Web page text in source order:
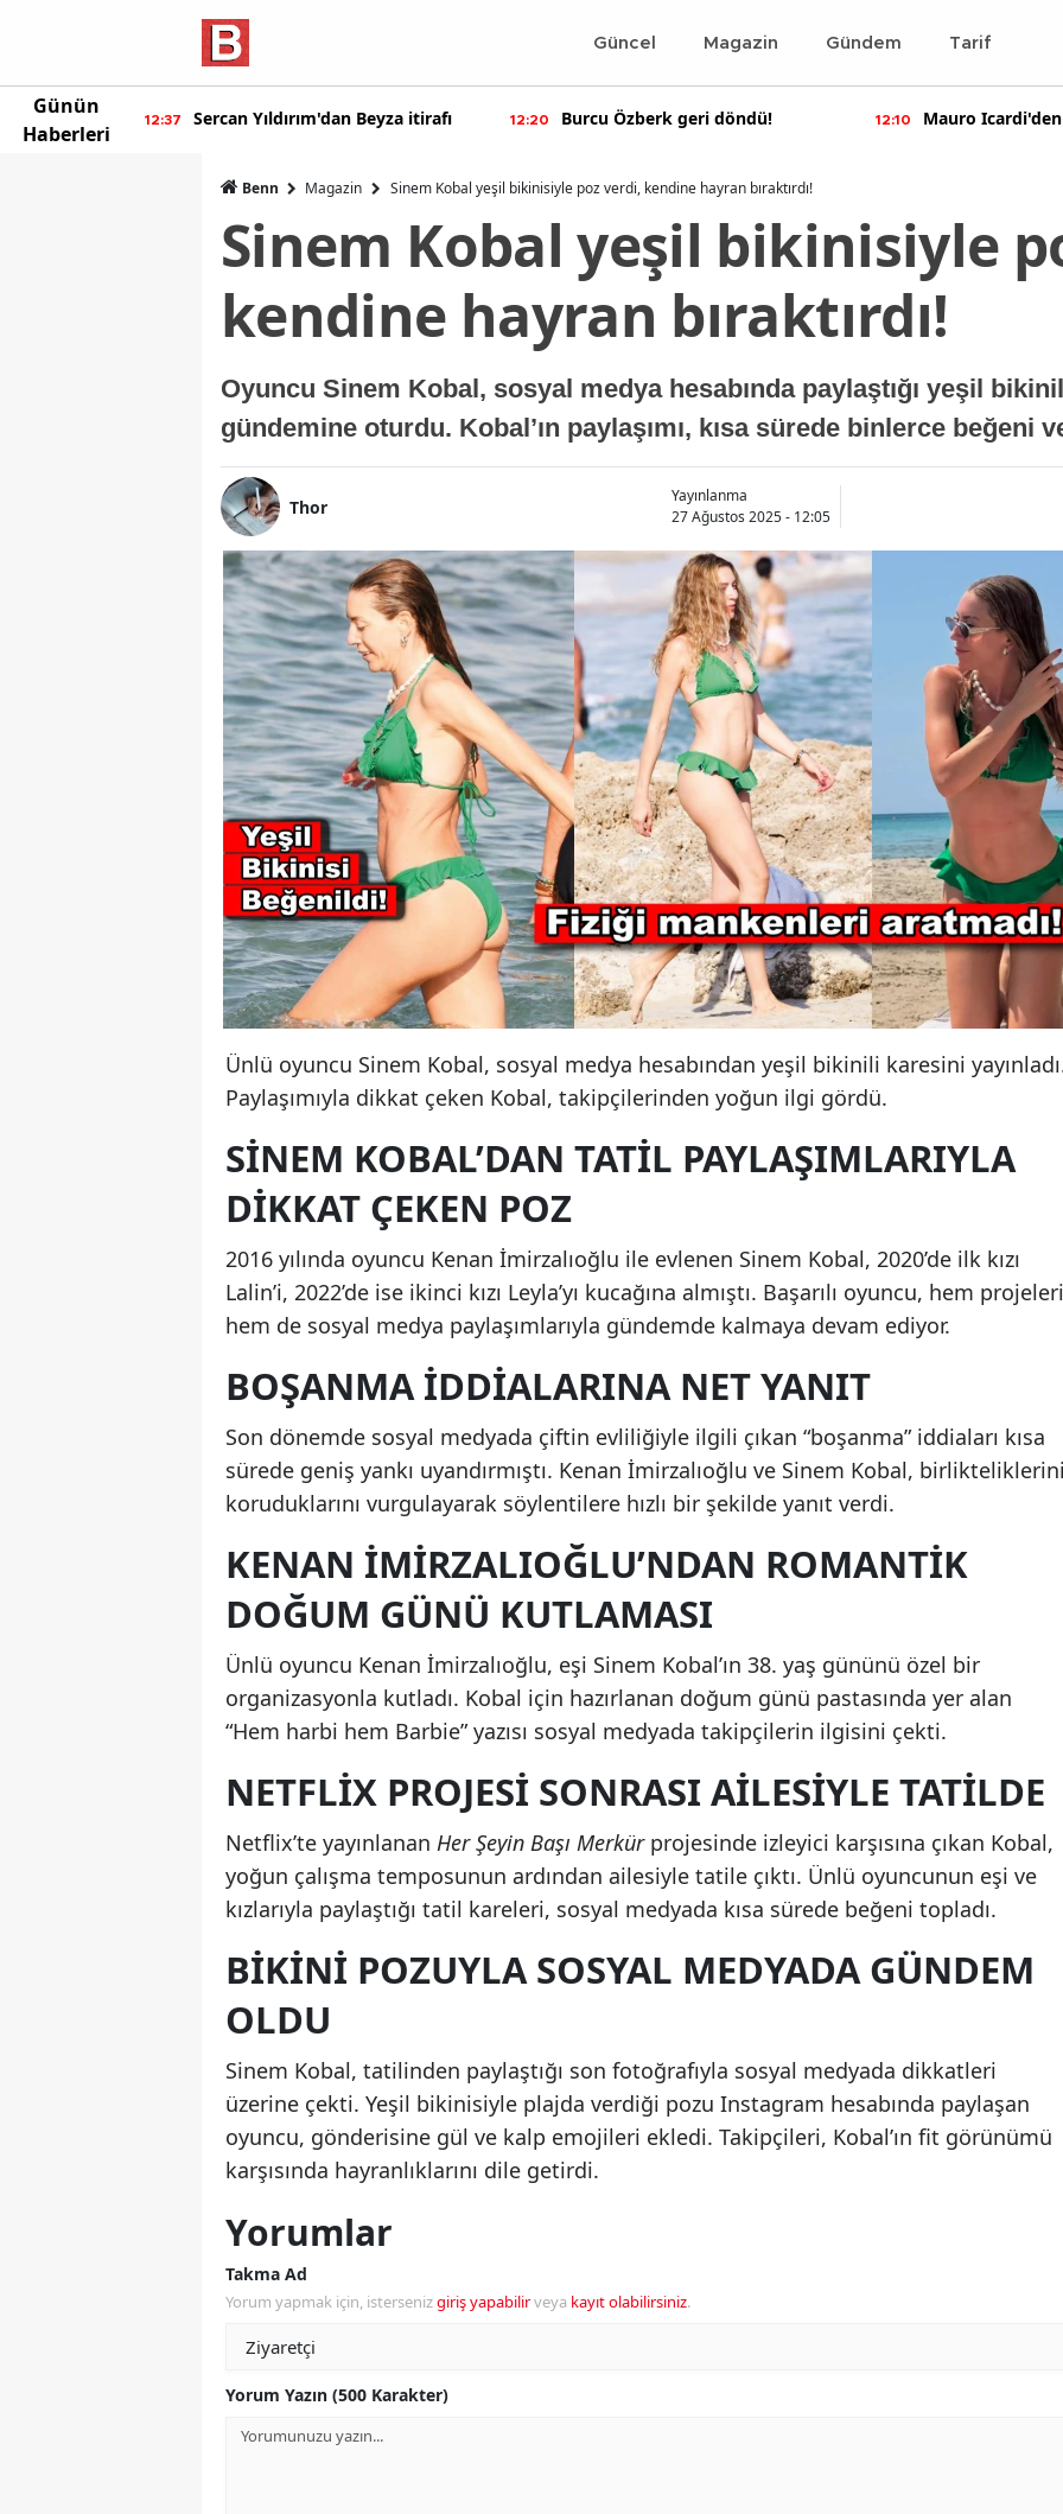
Güncel Magazin Gündem Tarif
Günün
Haberleri
yeni 12:37 Sercan Yıldırım'dan Beyza itirafı 12:20 Burcu Özberk geri döndü! 12:10
Mauro
Benn Magazin Sinem Kobal yeşil bikinisiyle poz verdi, kendine hayran bıraktırdı!
Sinem Kobal yeşil bikinisiyle
kendine hayran bıraktırdı!
Oyuncu Sinem Kobal, sosyal medya hesabında paylaştığı yeşil
gündemine oturdu. Kobal’ın paylaşımı, kısa sürede binlerce beğeni
Thor
Yayınlanma
27 Ağustos 2025 - 12:05
Ünlü oyuncu Sinem Kobal, sosyal medya hesabından yeşil bikinili karesini
Paylaşımıyla dikkat çeken Kobal, takipçilerinden yoğun ilgi gördü.
SINEM KOBAL’DAN TATIL PAYLAŞIMLARIYLA
DIKKAT ÇEKEN POZ
2016 yılında oyuncu Kenan İmirzalıoğlu ile evlenen Sinem Kobal, 2020’de ilk kızı
Lalin’i, 2022’de ise ikinci kızı Leyla’yı kucağına almıştı. Başarılı oyuncu, hem projeleri
hem de sosyal medya paylaşımlarıyla gündemde kalmaya devam ediyor.
BOŞANMA İDDIALARINA NET YANIT
Son dönemde sosyal medyada çiftin evliliğiyle ilgili çıkan “boşanma” iddiaları kısa
sürede geniş yankı uyandırmıştı. Kenan İmirzalıoğlu ve Sinem Kobal,
koruduklarını vurgulayarak söylentilere hızlı bir şekilde yanıt verdi.
KENAN İMIRZALIOĞLU’NDAN ROMANTIK
DOĞUM GÜNÜ KUTLAMASI
Ünlü oyuncu Kenan İmirzalıoğlu, eşi Sinem Kobal’ın 38. yaş gününü özel bir
organizasyonla kutladı. Kobal için hazırlanan doğum günü pastasında yer alan
“Hem harbi hem Barbie” yazısı sosyal medyada takipçilerin ilgisini çekti.
NETFLIX PROJESI SONRASI AILESIYLE TATILDE
Netflix’te yayınlanan Her Şeyin Başı Merkürprojesinde izleyici karşısına çıkan Kobal,
yoğun çalışma temposunun ardından ailesiyle tatile çıktı. Ünlü oyuncunun eşi ve
kızlarıyla paylaştığı tatil kareleri, sosyal medyada kısa sürede beğeni topladı.
BIKINI POZUYLA SOSYAL MEDYADA GÜNDEM
OLDU
Sinem Kobal, tatilinden paylaştığı son fotoğrafıyla sosyal medyada dikkatleri
üzerine çekti. Yeşil bikinisiyle plajda verdiği pozu Instagram hesabında paylaşan
oyuncu, gönderisine gül ve kalp emojileri ekledi. Takipçileri, Kobal’ın fit görünümü
karşısında hayranlıklarını dile getirdi.
Yorumlar
Takma Ad
Yorum yapmak için, istersenizgiriş yapabilirveya kayıt olabilirsiniz.
Yorum Yazın (500 Karakter)